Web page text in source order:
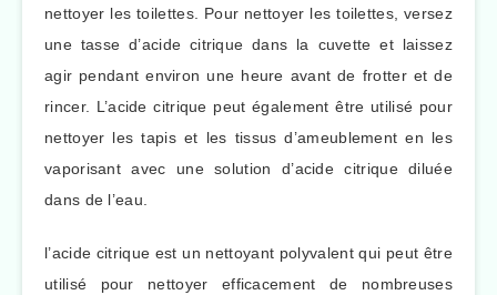
nettoyer les toilettes. Pour nettoyer les toilettes, versez
une tasse d’acide citrique dans la cuvette et laissez
agir pendant environ une heure avant de frotter et de
rincer. L’acide citrique peut également être utilisé pour
nettoyer les tapis et les tissus d’ameublement en les
vaporisant avec une solution d’acide citrique diluée
dans de l’eau.
l’acide citrique est un nettoyant polyvalent qui peut être
utilisé pour nettoyer efficacement de nombreuses